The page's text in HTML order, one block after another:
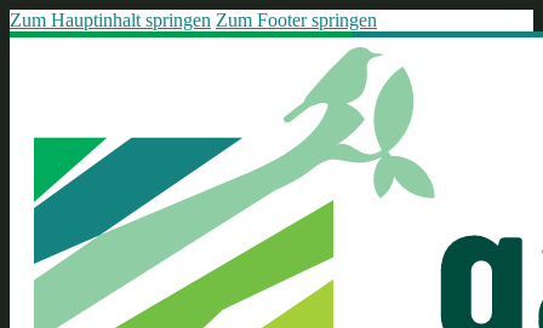
Zum Hauptinhalt springen Zum Footer springen